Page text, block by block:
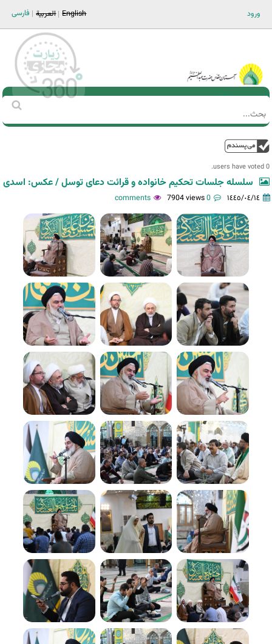
ورود فارسی العربية English
Main men-AR
استمارة
‏
0 users have voted.
سلسله جلسات تحکیم خانواده و قرائت دعای توسل / عکس: اسدی
١٤٤٥/٠٤/١٤ 0 comments
7904 views